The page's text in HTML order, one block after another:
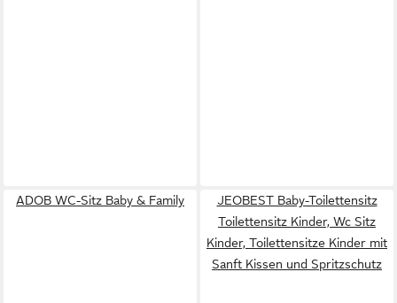
ADOB WC-Sitz Baby & Family
JEOBEST Baby-Toilettensitz
Toilettensitz Kinder, Wc Sitz
Kinder, Toilettensitze Kinder mit
Sanft Kissen und Spritzschutz